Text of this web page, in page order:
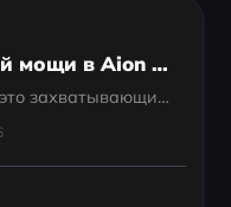
Полный гайд по боевой мощи в Aion 2: как повысить CP и быстро прокачаться
Погружение в мир Aion 2 — это захватывающий опыт, но красота ландшафтов на Unreal Engine 5 быстро уравновешивается суровостью испытаний. Независимо от того, парите ли вы над Бездной или отправляетесь в подземелье на 4 игроков, есть один показатель,...